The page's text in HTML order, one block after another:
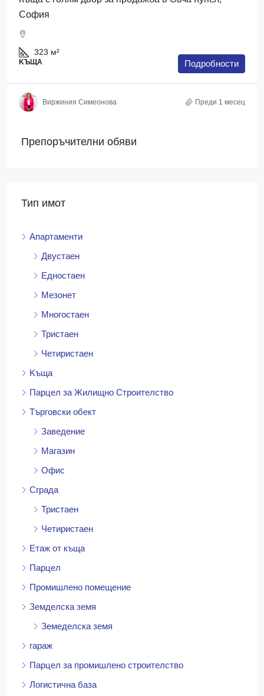
София
323 м²
KЪЩА Подробности
Виржиния Симеонова Преди 1 месец
Препоръчителни обяви
Тип имот
Апартаменти
Двустаен
Едностаен
Мезонет
Многостаен
Тристаен
Четиристаен
Kъща
Парцел за Жилищно Строителство
Търговски обект
Заведение
Магазин
Офис
Сграда
Тристаен
Четиристаен
Етаж от къща
Парцел
Промишлено помещение
Земделска земя
Земеделска земя
гараж
Парцел за промишлено строителство
Логистична база